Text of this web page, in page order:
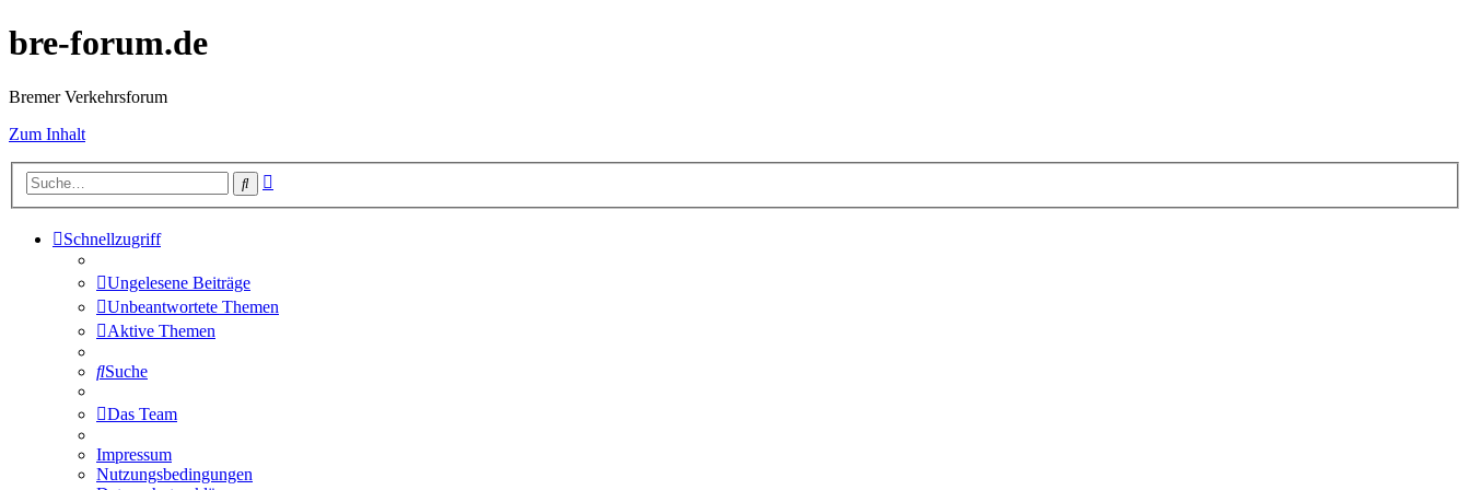
bre-forum.de
Bremer Verkehrsforum
Zum Inhalt
Suche
Schnellzugriff
Ungelesene Beiträge
Unbeantwortete Themen
Aktive Themen
Suche
Das Team
Impressum
Nutzungsbedingungen